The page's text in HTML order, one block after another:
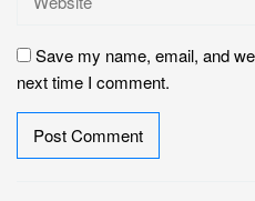
Save my name, email, and
next time I comment.